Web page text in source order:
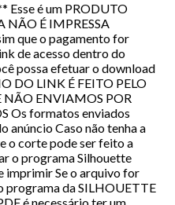
é um PRODUTO
NÃO É IMPRESSA
que o pagamento for
de acesso dentro do
possa efetuar o download
DO LINK É FEITO PELO
NÃO ENVIAMOS POR
Os formatos enviados
anúncio Caso não tenha a
o corte pode ser feito a
o programa Silhouette
imprimir Se o arquivo for
programa da SILHOUETTE